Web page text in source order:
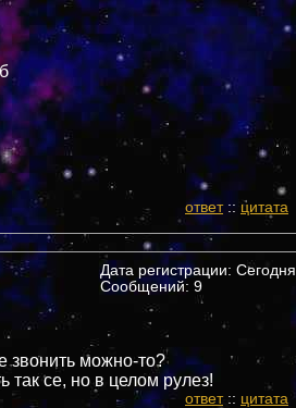
ответ:: цитата
Дата регистрации: Сегодня
Сообщений: 9
звонить можно-то?
так се, но в целом рулез!
ответ:: цитата